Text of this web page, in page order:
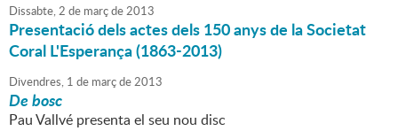
Dissabte,2 de marçde2013
Presentació dels actes dels 150 anys de la Societat
Coral L'Esperança (1863-2013)
Divendres, 1 de marçde2013
De bosc
Pau Vallvé presenta el seu nou disc